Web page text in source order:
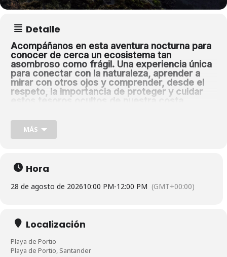
Detalle
Acompáñanos en esta aventura nocturna para
conocer de cerca un ecosistema tan
asombroso como frágil. Una experiencia única
para conectar con la naturaleza, aprender a
mirar con otros ojos y comprender, desde el
respeto, la importancia de proteger y cuidar
seguro de actividad
EDAD MÍNIMA:
Calzado adecuado para caminar por rocas. Calzado de recambio
Linterna frontal si se dispone de ella. Si no se aportará por la
MÁS
Hora
28 de agosto de 202610:00 PM-12:00 PM (GMT+00:00)
Localización
Playa de Portio
Playa de Portio, Santander